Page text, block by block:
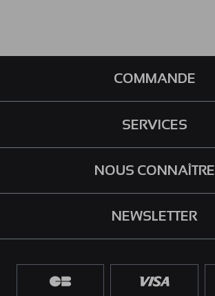
COMMANDE
SERVICES
NOUS CONNAÎTRE
NEWSLETTER